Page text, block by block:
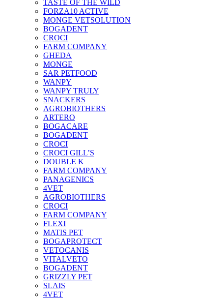
TASTE OF THE WILD
FORZA10 ACTIVE
MONGE VETSOLUTION
BOGADENT
CROCI
FARM COMPANY
GHEDA
MONGE
SAR PETFOOD
WANPY
WANPY TRULY
SNACKERS
AGROBIOTHERS
ARTERO
BOGACARE
BOGADENT
CROCI
CROCI GILL’S
DOUBLE K
FARM COMPANY
PANAGENICS
4VET
AGROBIOTHERS
CROCI
FARM COMPANY
FLEXI
MATIS PET
BOGAPROTECT
VETOCANIS
VITALVETO
BOGADENT
GRIZZLY PET
SLAIS
4VET